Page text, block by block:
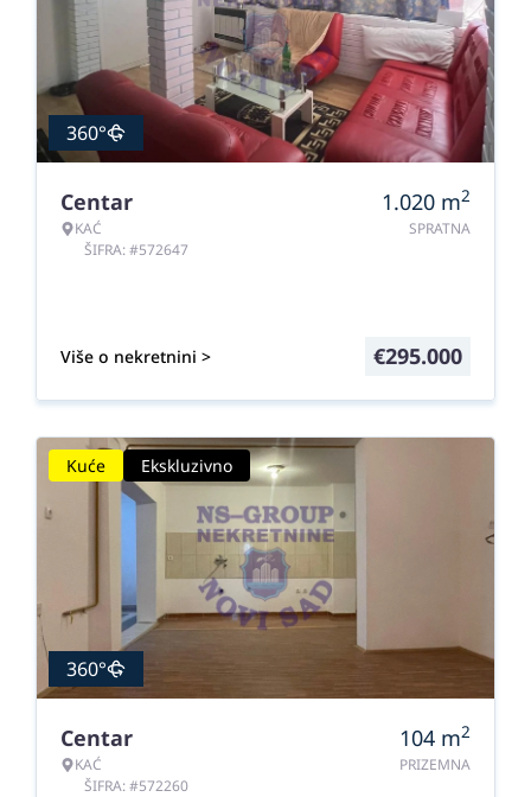
360°
Centar
KAĆ
ŠIFRA: #572647
1.020 m2
SPRATNA
Više o nekretnini > €295.000
Kuće Ekskluzivno
360°
Centar
KAĆ
ŠIFRA: #572260
104 m2
PRIZEMNA